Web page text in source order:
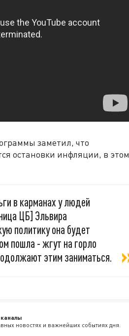
заметил, что
остановки инфляции, в этом
в карманах у людей
ЦБ] Эльвира
политику она будет
пошла - жгут на горло
этим заниматься.
новостях и важнейших событиях дня.